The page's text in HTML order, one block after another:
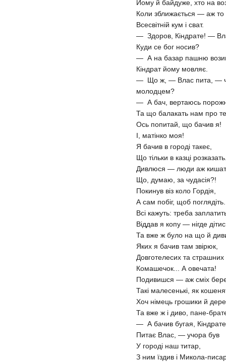
Йому й байдуже, хто на
Коли зближається — аж то
Всесвітній кум і сват.
— Здоров, Кіндрате! —
Куди се бог носив?
— А на базар пашню
Кіндрат йому мовляє.
— Що ж, — Влас пита, —
молодцем?
— А бач, вертаюсь
Та що балакать нам про
Ось попитай, що бачив я!
І, матінко моя!
Я бачив в городі такеє,
Що тільки в казці
Дивлюся — люди аж
Що, думаю, за чудасія?!
Покинув віз коло Гордія,
А сам побіг, щоб
Всі кажуть: треба
Віддав я копу — нігде
Та вже ж було на що й
Яких я бачив там звірюк,
Довготелесих та
Комашечок... А овечата!
Подивишся — аж сміх
Такі малесенькі, як
Хоч німець грошики й
Та вже ж і диво, пане-
— А бачив бугая,
Питає Влас, — учора був
У городі наш титар,
З ним їздив і Микола-